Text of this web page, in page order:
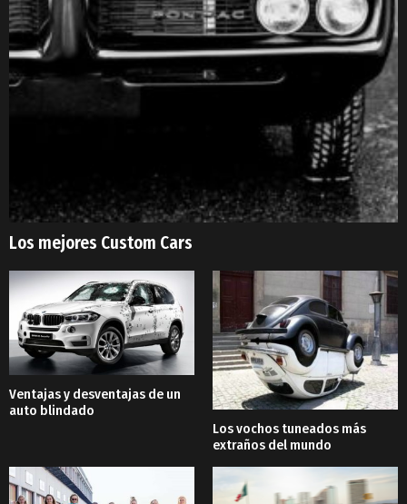
Los mejores Custom Cars
Ventajas y desventajas de un
auto blindado
Los vochos tuneados más
extraños del mundo